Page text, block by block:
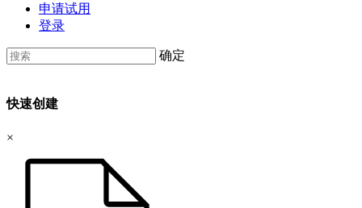
申请试用
登录
确定
快速创建
×